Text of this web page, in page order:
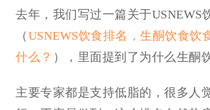
去年，我们写过一篇关于USNEWS
（USNEWS饮食排名，生酮饮食饮
什么？ ），里面提到了为什么生酮
主要专家都是支持低脂的，很多人